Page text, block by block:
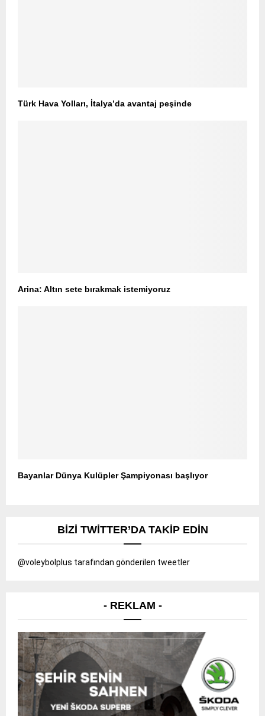
Türk Hava Yolları, İtalya’da avantaj peşinde
Arina: Altın sete bırakmak istemiyoruz
Bayanlar Dünya Kulüpler Şampiyonası başlıyor
BIZI TWITTER’DA TAKIP EDIN
@voleybolplus tarafından gönderilen tweetler
- REKLAM -